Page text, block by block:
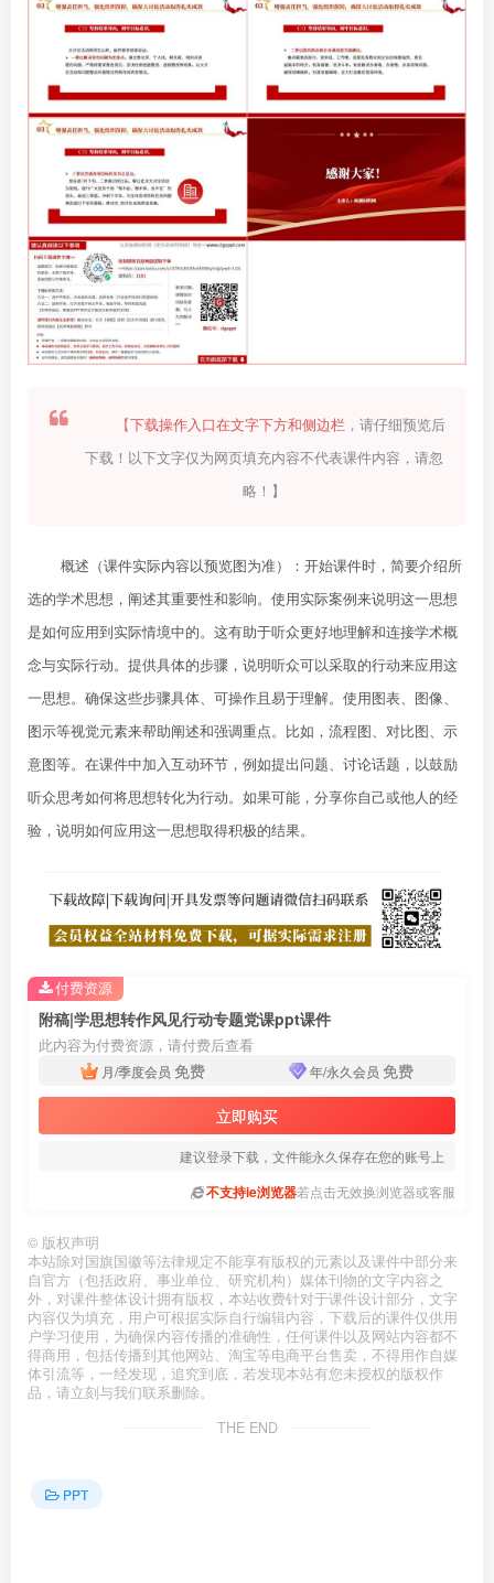
【下载操作入口在文字下方和侧边栏，请仔细预览后
下载！以下文字仅为网页填充内容不代表课件内容，请忽
略！】
概述（课件实际内容以预览图为准）：开始课件时，简要介绍所
选的学术思想，阐述其重要性和影响。使用实际案例来说明这一思想
是如何应用到实际情境中的。这有助于听众更好地理解和连接学术概
念与实际行动。提供具体的步骤，说明听众可以采取的行动来应用这
一思想。确保这些步骤具体、可操作且易于理解。使用图表、图像、
图示等视觉元素来帮助阐述和强调重点。比如，流程图、对比图、示
意图等。在课件中加入互动环节，例如提出问题、讨论话题，以鼓励
听众思考如何将思想转化为行动。如果可能，分享你自己或他人的经
验，说明如何应用这一思想取得积极的结果。
附稿|学思想转作风见行动专题党课ppt课件
此内容为付费资源，请付费后查看
月/季度会员 免费 年/永久会员 免费
立即购买
建议登录下载，文件能永久保存在您的账号上
不支持ie浏览器若点击无效换浏览器或客服
付费资源
© 版权声明
本站除对国旗国徽等法律规定不能享有版权的元素以及课件中部分来
自官方（包括政府、事业单位、研究机构）媒体刊物的文字内容之
外，对课件整体设计拥有版权，本站收费针对于课件设计部分，文字
内容仅为填充，用户可根据实际自行编辑内容，下载后的课件仅供用
户学习使用，为确保内容传播的准确性，任何课件以及网站内容都不
得商用，包括传播到其他网站、淘宝等电商平台售卖，不得用作自媒
体引流等，一经发现，追究到底，若发现本站有您未授权的版权作
品，请立刻与我们联系删除。
THE END
PPT